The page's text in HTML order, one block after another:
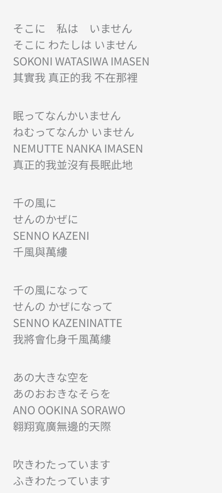
そこに 私は いません
そこに わたしは いません
SOKONI WATASIWA IMASEN
其實我 真正的我 不在那裡
眠ってなんかいません
ねむってなんか いません
NEMUTTE NANKA IMASEN
真正的我並沒有長眠此地
千の風に
せんのかぜに
SENNO KAZENI
千風與萬縷
千の風になって
せんの かぜになって
SENNO KAZENINATTE
我將會化身千風萬縷
あの大きな空を
あのおおきなそらを
ANO OOKINA SORAWO
翱翔寬廣無邊的天際
吹きわたっています
ふきわたっています